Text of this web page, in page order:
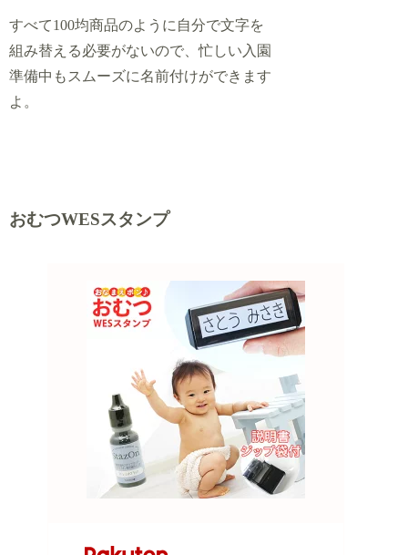
すべて100均商品のように自分で文字を
組み替える必要がないので、忙しい入園
準備中もスムーズに名前付けができます
よ。
おむつWESスタンプ